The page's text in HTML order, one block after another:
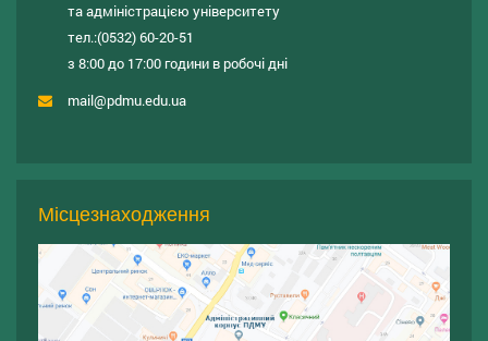
та адміністрацією університету
тел.:(0532) 60-20-51
з 8:00 до 17:00 години в робочі дні
mail@pdmu.edu.ua
Місцезнаходження